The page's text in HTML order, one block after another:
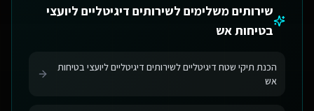
שירותים משלימים לשירותים דיגיטליים ליועצי
בטיחות אש
הכנת תיקי שטח דיגיטליים לשירותים דיגיטליים ליועצי בטיחות
אש